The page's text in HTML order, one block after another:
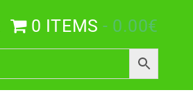
0 ITEMS 0.00€